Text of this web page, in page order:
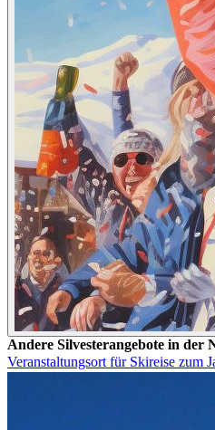
Andere Silvesterangebote in der
Veranstaltungsort für Skireise zum